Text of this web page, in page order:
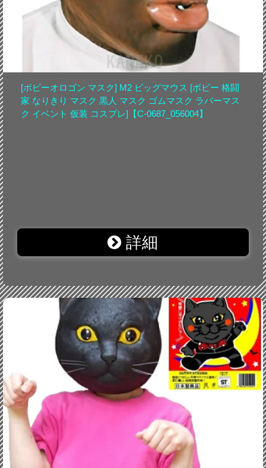
[ボビーオロゴン マスク] M2 ビッグマウス [ボビー 格闘
家 なりきり マスク 黒人 マスク ゴムマスク ラバーマス
ク イベント 仮装 コスプレ]【C-0687_056004】
詳細